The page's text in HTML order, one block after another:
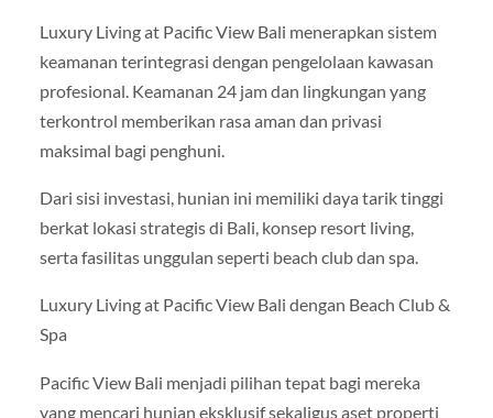
Luxury Living at Pacific View Bali menerapkan sistem
keamanan terintegrasi dengan pengelolaan kawasan
profesional. Keamanan 24 jam dan lingkungan yang
terkontrol memberikan rasa aman dan privasi
maksimal bagi penghuni.
Dari sisi investasi, hunian ini memiliki daya tarik tinggi
berkat lokasi strategis di Bali, konsep resort living,
serta fasilitas unggulan seperti beach club dan spa.
Luxury Living at Pacific View Bali dengan Beach Club &
Spa
Pacific View Bali menjadi pilihan tepat bagi mereka
yang mencari hunian eksklusif sekaligus aset properti